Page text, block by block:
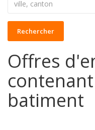
Rechercher
Offres
batiment